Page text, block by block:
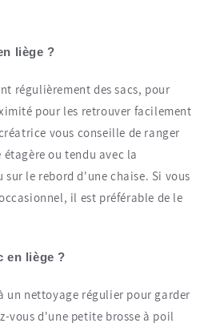
liège ?
régulièrement des sacs, pour
pour les retrouver facilement
vous conseille de ranger
ou tendu avec la
le rebord d'une chaise. Si vous
il est préférable de le
en liège ?
un nettoyage régulier pour garder
vous d'une petite brosse à poil